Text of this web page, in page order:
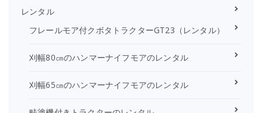
レンタル
フレールモア付クボタトラクターGT23（レンタル）
刈幅80㎝のハンマーナイフモアのレンタル
刈幅65㎝のハンマーナイフモアのレンタル